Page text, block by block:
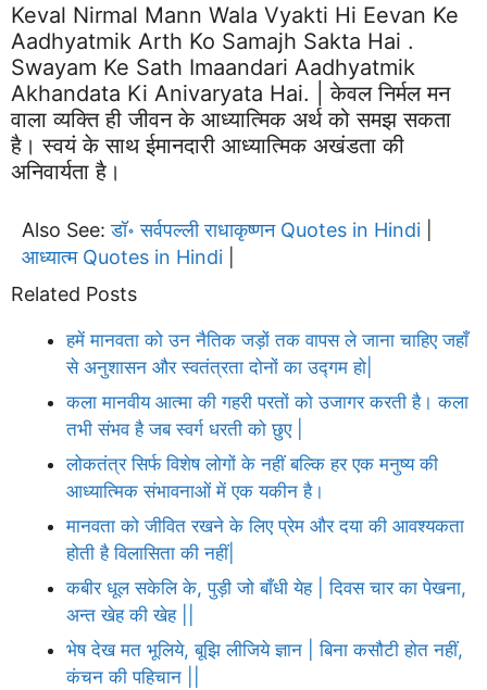
Keval Nirmal Mann Wala Vyakti Hi Eevan Ke
Aadhyatmik Arth Ko Samajh Sakta Hai .
Swayam Ke Sath Imaandari Aadhyatmik
Akhandata Ki Anivaryata Hai. | केवल निर्मल मन
वाला व्यक्ति ही जीवन के आध्यात्मिक अर्थ को समझ सकता
है। स्वयं के साथ ईमानदारी आध्यात्मिक अखंडता की
अनिवार्यता है।
Also See:डॉ॰ सर्वपल्ली राधाकृष्णन Quotes in Hindi
आध्यात्म Quotes in Hindi
Related Posts
हमें मानवता को उन नैतिक जड़ों तक वापस ले जाना चाहिए जहाँ
से अनुशासन और स्वतंत्रता दोनों का उद्गम हो|
कला मानवीय आत्मा की गहरी परतों को उजागर करती है। कला
तभी संभव है जब स्वर्ग धरती को छुए |
लोकतंत्र सिर्फ विशेष लोगों के नहीं बल्कि हर एक मनुष्य की
आध्यात्मिक संभावनाओं में एक यकीन है।
मानवता को जीवित रखने के लिए प्रेम और दया की आवश्यकता
होती है विलासिता की नहीं|
कबीर धूल सकेलि के, पुड़ी जो बाँधी येह | दिवस चार का पेखना,
अन्त खेह की खेह ||
भेष देख मत भूलिये, बूझि लीजिये ज्ञान | बिना कसौटी होत नहीं,
कंचन की पहिचान ||